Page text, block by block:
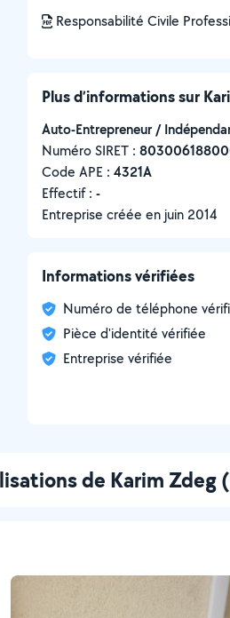
Responsabilité Civile
Plus d’informations sur
Auto-Entrepreneur /
Numéro SIRET :
Code APE : 4321A
Effectif : -
Entreprise créée en juin 2014
Informations vérifiées
Numéro de téléphone
Pièce d'identité vérifiée
Entreprise vérifiée
de Karim Zdeg